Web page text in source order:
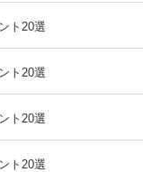
ト20選
ト20選
ト20選
ト20選